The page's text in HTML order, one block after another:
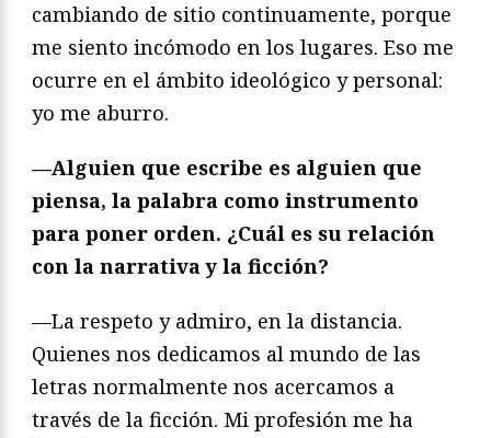
cambiando de sitio continuamente, porque
me siento incómodo en los lugares. Eso me
ocurre en el ámbito ideológico y personal:
yo me aburro.
—Alguien que escribe es alguien que
piensa, la palabra como instrumento
para poner orden. ¿Cuál es su relación
con la narrativa y la ficción?
—La respeto y admiro, en la distancia.
Quienes nos dedicamos al mundo de las
letras normalmente nos acercamos a
través de la ficción. Mi profesión me ha